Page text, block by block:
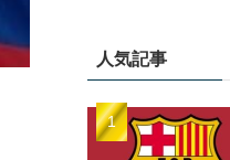
人気記事